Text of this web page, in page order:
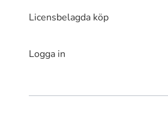
Licensbelagda köp
Logga in